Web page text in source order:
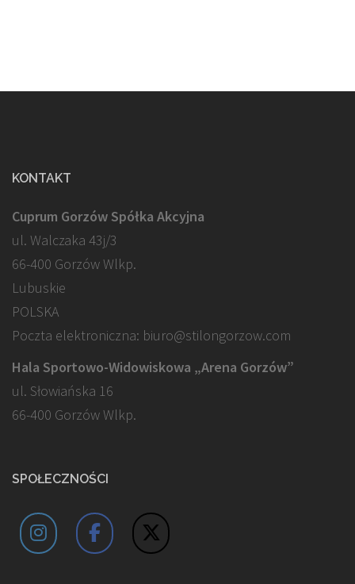
KONTAKT
Cuprum Gorzów Spółka Akcyjna
ul. Walczaka 43j/3
66-400 Gorzów Wlkp.
Lubuskie
POLSKA
Poczta elektroniczna: biuro@stilongorzow.com
Hala Sportowo-Widowiskowa „Arena Gorzów”
ul. Słowiańska 16
66-400 Gorzów Wlkp.
SPOŁECZNOŚCI